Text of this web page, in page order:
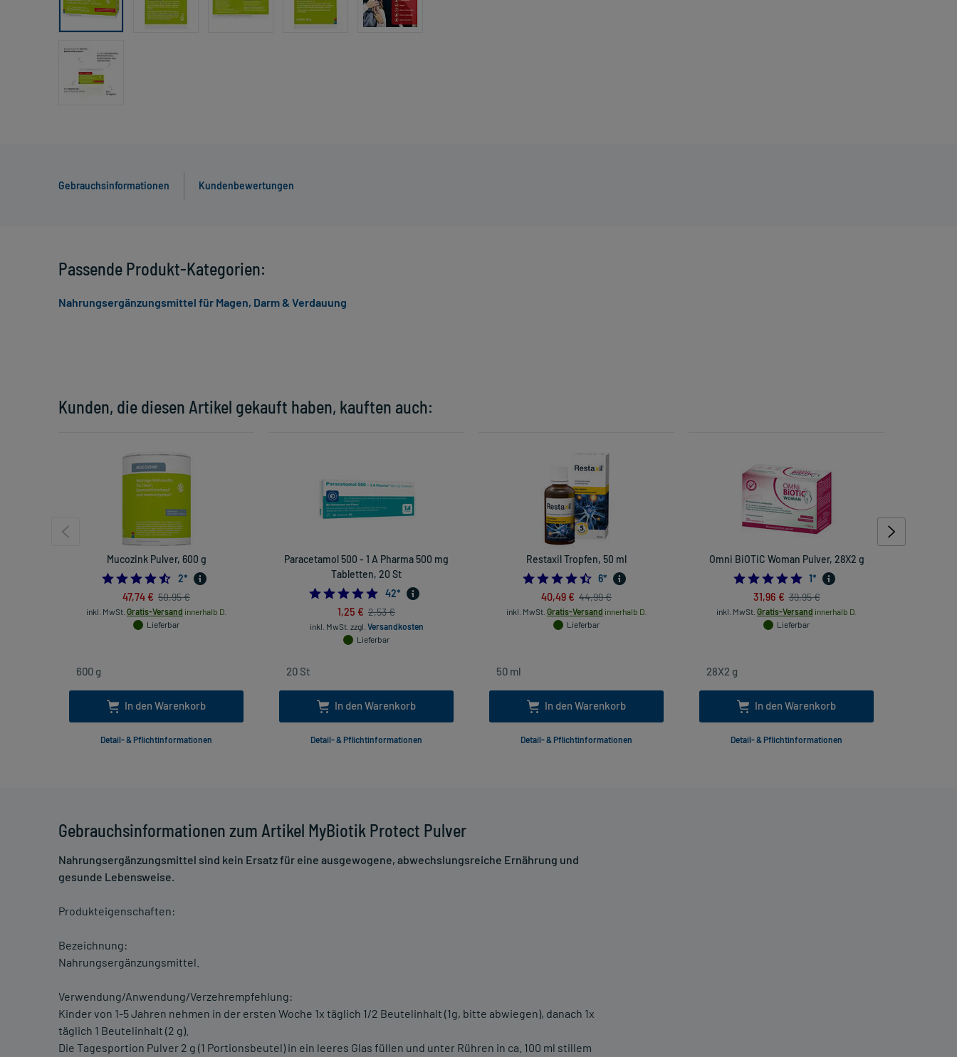
Gebrauchsinformationen Kundenbewertungen
Gebrauchsinformationen zum Artikel MyBiotik Protect Pulver
Nahrungsergänzungsmittel sind kein Ersatz für eine ausgewogene, abwechslungsreiche Ernährung und
gesunde Lebensweise.
Produkteigenschaften:
Bezeichnung:
Nahrungsergänzungsmittel.
Verwendung/Anwendung/Verzehrempfehlung:
Kinder von 1-5 Jahren nehmen in der ersten Woche 1x täglich 1/2 Beutelinhalt (1g, bitte abwiegen), danach 1x
täglich 1 Beutelinhalt (2 g).
Die Tagesportion Pulver 2 g (1 Portionsbeutel) in ein leeres Glas füllen und unter Rühren in ca. 100 ml stillem
Kunden, die diesen Artikel gekauft haben, kauften auch:
Mucozink Pulver, 600 g
4.5
2*
47,74 € 50,95 €
inkl. MwSt. Gratis-Versand innerhalb D.
Lieferbar
In den Warenkorb
Detail- & Pflichtinformationen
Paracetamol 500 - 1 A Pharma 500 mg
Tabletten, 20 St
4.833333333333333
42*
1,25 € 2,53 €
inkl. MwSt. zzgl. Versandkosten
Lieferbar
In den Warenkorb
Detail- & Pflichtinformationen
Restaxil Tropfen, 50 ml
4.5
6*
40,49 € 44,99 €
inkl. MwSt. Gratis-Versand innerhalb D.
Lieferbar
In den Warenkorb
Detail- & Pflichtinformationen
Omni BiOTiC Woman Pulver, 28X2 g
5.0
1*
31,96 € 39,95 €
inkl. MwSt. Gratis-Versand innerhalb D.
Lieferbar
In den Warenkorb
Detail- & Pflichtinformationen
Passende Produkt-Kategorien:
Nahrungsergänzungsmittel für Magen, Darm & Verdauung